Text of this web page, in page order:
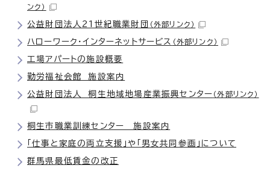
ンク）
公益財団法人21世紀職業財団 （外部リンク）
ハローワーク・インターネットサービス （外部リンク）
工場アパートの施設概要
勤労福祉会館 施設案内
公益財団法人 桐生地域地場産業振興センター （外部リンク）
桐生市職業訓練センター 施設案内
「仕事と家庭の両立支援」や「男女共同参画」について
群馬県最低賃金の改正